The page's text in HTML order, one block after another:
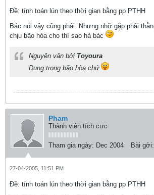
Ðề: tính toán lún theo thời gian bằng pp PTHH
Bác nói vậy cũng phải. Nhưng nhỡ gặp phải
chịu bão hòa cho thì sao hả bác
Nguyên văn bởi Toyoura
Dung trọng bão hòa chứ
Pham
Thành viên tích cực
Tham gia ngày: Dec 2004 Bài gởi:
27-04-2005, 11:51 PM
Ðề: tính toán lún theo thời gian bằng pp PTHH